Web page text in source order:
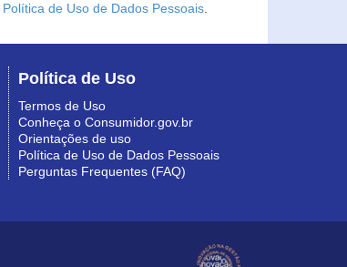
Política de Uso de Dados Pessoais
Política de Uso
Termos de Uso
Conheça o Consumidor.gov.br
Orientações de uso
Política de Uso de Dados Pessoais
Perguntas Frequentes (FAQ)